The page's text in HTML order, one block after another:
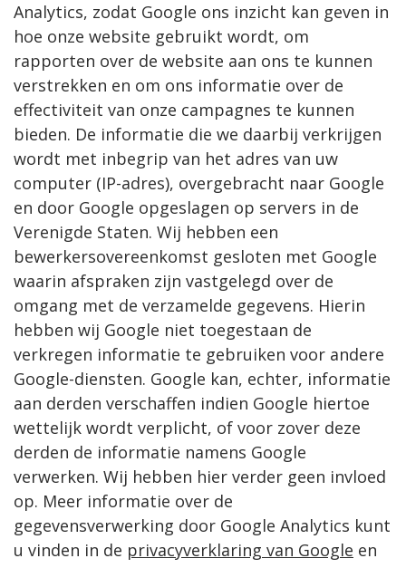
Analytics, zodat Google ons inzicht kan geven in
hoe onze website gebruikt wordt, om
rapporten over de website aan ons te kunnen
verstrekken en om ons informatie over de
effectiviteit van onze campagnes te kunnen
bieden. De informatie die we daarbij verkrijgen
wordt met inbegrip van het adres van uw
computer (IP-adres), overgebracht naar Google
en door Google opgeslagen op servers in de
Verenigde Staten. Wij hebben een
bewerkersovereenkomst gesloten met Google
waarin afspraken zijn vastgelegd over de
omgang met de verzamelde gegevens. Hierin
hebben wij Google niet toegestaan de
verkregen informatie te gebruiken voor andere
Google-diensten. Google kan, echter, informatie
aan derden verschaffen indien Google hiertoe
wettelijk wordt verplicht, of voor zover deze
derden de informatie namens Google
verwerken. Wij hebben hier verder geen invloed
op. Meer informatie over de
gegevensverwerking door Google Analytics kunt
u vinden in de privacyverklaring van Google en